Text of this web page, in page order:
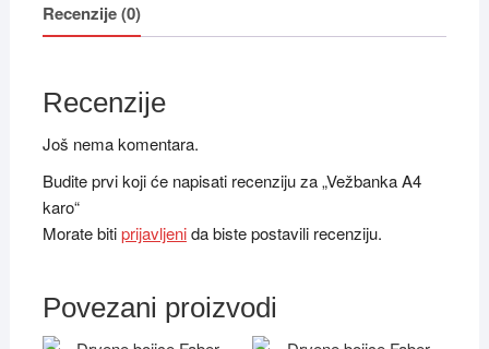
Recenzije (0)
Recenzije
Još nema komentara.
Budite prvi koji će napisati recenziju za „Vežbanka A4
karo“
Morate bitiprijavljenida biste postavili recenziju.
Povezani proizvodi